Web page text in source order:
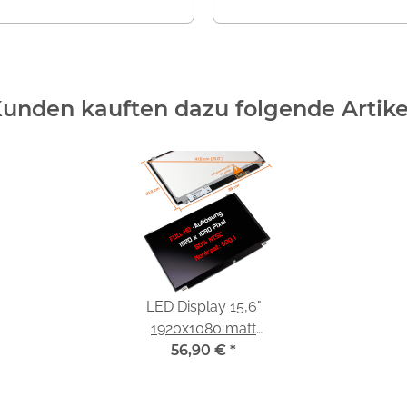
kauften dazu folgende
LED Display 15,6"
1920x1080 matt
passend für Lenovo
56,90 € *